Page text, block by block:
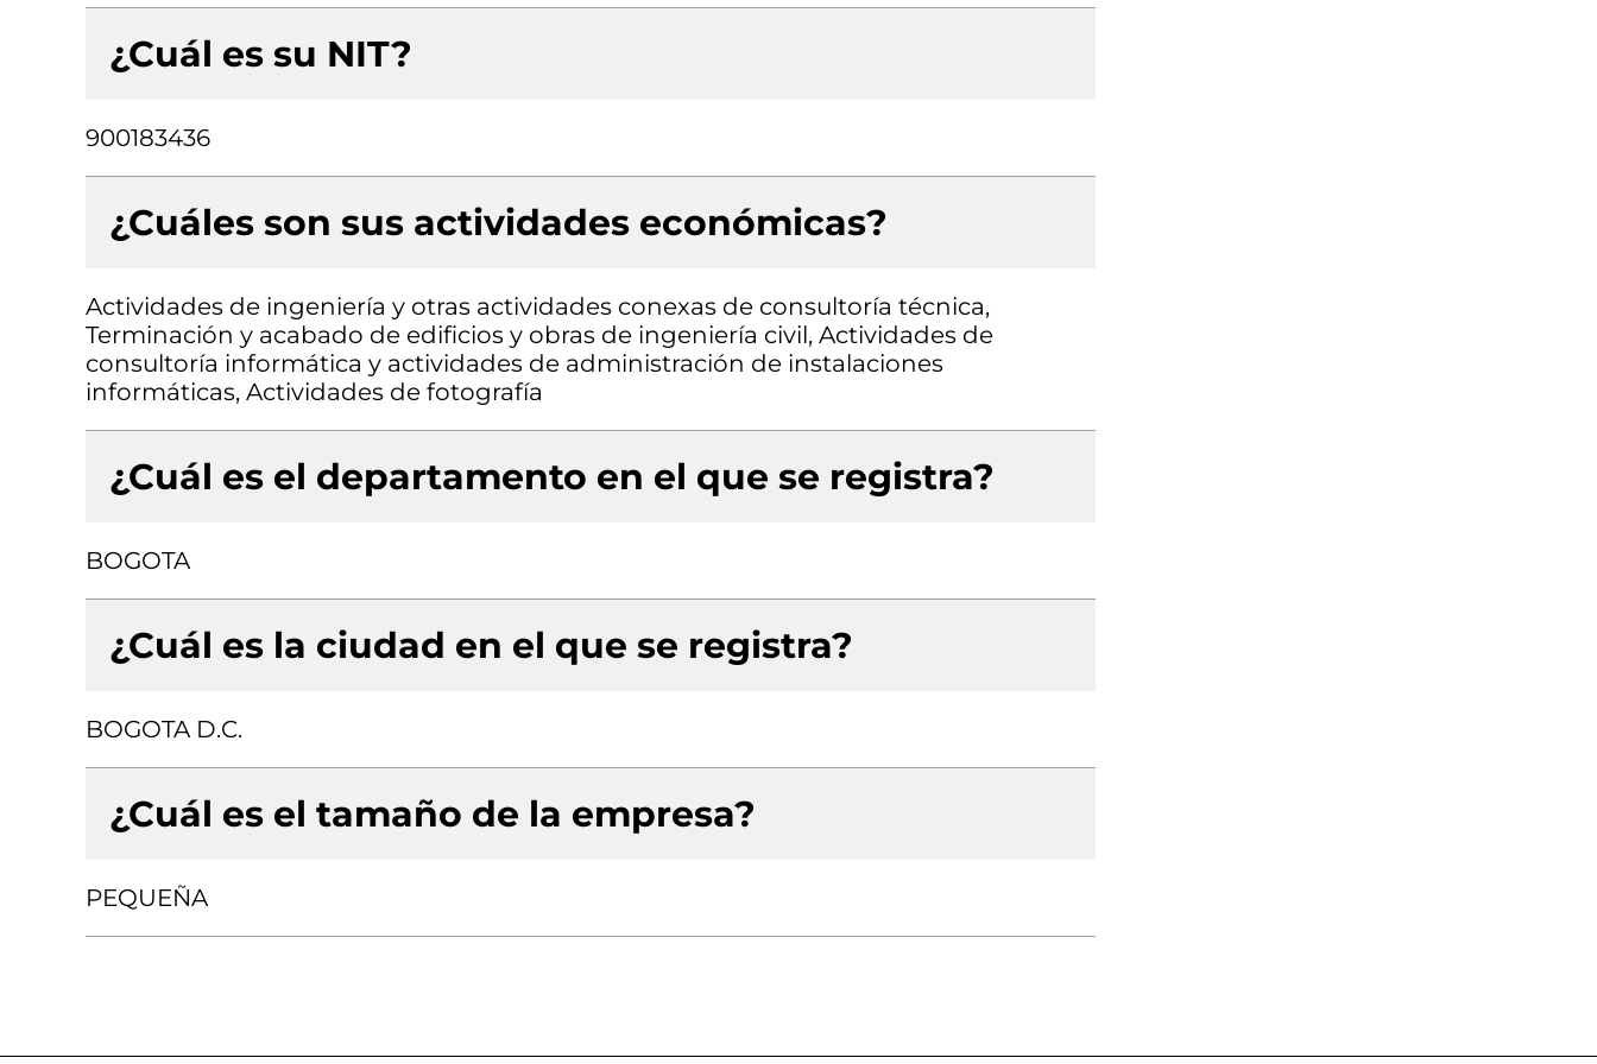
¿Cuál es su NIT?
900183436
¿Cuáles son sus actividades económicas?
Actividades de ingeniería y otras actividades conexas de consultoría técnica,
Terminación y acabado de edificios y obras de ingeniería civil, Actividades de
consultoría informática y actividades de administración de instalaciones
informáticas, Actividades de fotografía
¿Cuál es el departamento en el que se registra?
BOGOTA
¿Cuál es la ciudad en el que se registra?
BOGOTA D.C.
¿Cuál es el tamaño de la empresa?
PEQUEÑA